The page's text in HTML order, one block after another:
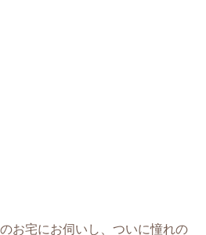
お宅にお伺いし、ついに憧れの